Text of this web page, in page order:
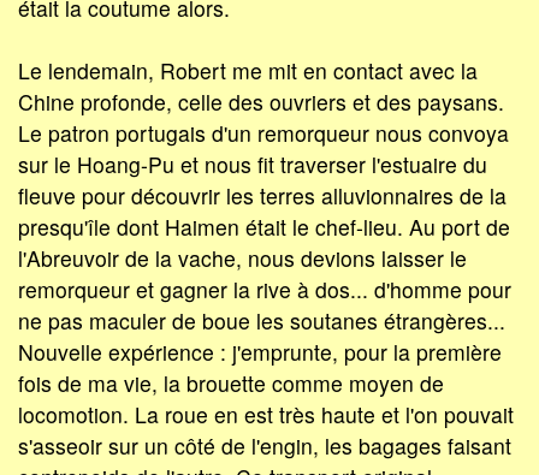
était la coutume alors.
Le lendemain, Robert me mit en contact avec la
Chine profonde, celle des ouvriers et des paysans.
Le patron portugais d'un remorqueur nous convoya
sur le Hoang-Pu et nous fit traverser l'estuaire du
fleuve pour découvrir les terres alluvionnaires de la
presqu'île dont Haimen était le chef-lieu. Au port de
l'Abreuvoir de la vache, nous devions laisser le
remorqueur et gagner la rive à dos... d'homme pour
ne pas maculer de boue les soutanes étrangères...
Nouvelle expérience : j'emprunte, pour la première
fois de ma vie, la brouette comme moyen de
locomotion. La roue en est très haute et l'on pouvait
s'asseoir sur un côté de l'engin, les bagages faisant